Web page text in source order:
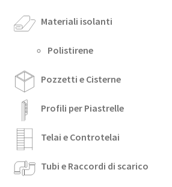
Materiali isolanti
Polistirene
Pozzetti e Cisterne
Profili per Piastrelle
Telai e Controtelai
Tubi e Raccordi di scarico